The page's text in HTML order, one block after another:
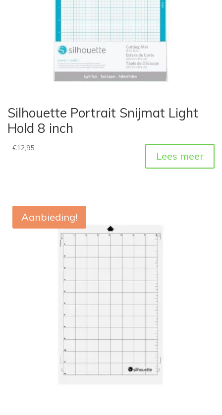
Silhouette Portrait Snijmat Light
Hold 8 inch
€12,95
Lees meer
Aanbieding!